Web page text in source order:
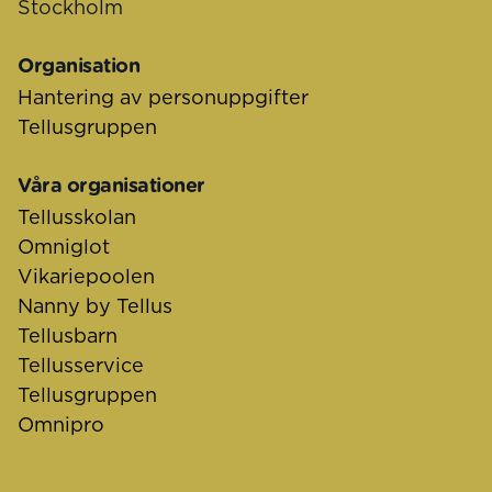
Stockholm
Organisation
Hantering av personuppgifter
Tellusgruppen
Våra organisationer
Tellusskolan
Omniglot
Vikariepoolen
Nanny by Tellus
Tellusbarn
Tellusservice
Tellusgruppen
Omnipro